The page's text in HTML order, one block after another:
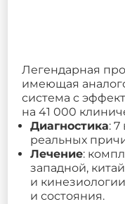
Легендарная
имеющая
система с
на 41 000
Диагностика:
реальных
Лечение:
западной,
и
и состояния.